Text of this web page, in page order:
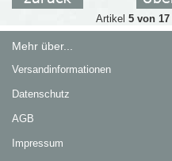
Artikel5 von 17
Mehr über...
Versandinformationen
Datenschutz
AGB
Impressum